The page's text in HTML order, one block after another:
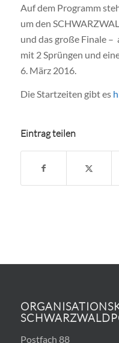
Auf dem Programm
um den
und das große Finale –
mit 2 Sprüngen und
6. März 2016.
Die Startzeiten gibt es
Eintrag teilen
Postfach 88